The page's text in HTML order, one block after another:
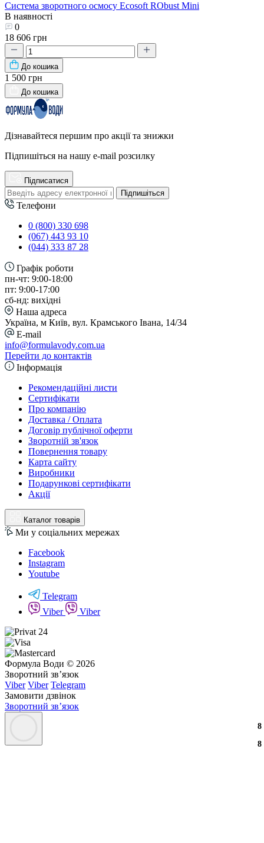
8
8
Система зворотного осмосу Ecosoft RObust Mini
В наявності
0
18 606 грн
До кошика
1 500 грн
До кошика
Дізнавайтеся першим про акції та знижки
Підпишіться на нашу e-mail розсилку
Підписатися
Підпишіться
Телефони
0 (800) 330 698
(067) 443 93 10
(044) 333 87 28
Графік роботи
пн-чт: 9:00-18:00
пт: 9:00-17:00
сб-нд: вихідні
Наша адреса
Україна, м Київ, вул. Крамського Івана, 14/34
E-mail
info@formulavody.com.ua
Перейти до контактів
Інформація
Рекомендаційні листи
Сертифікати
Про компанію
Доставка / Оплата
Договір публічної оферти
Зворотній зв'язок
Повернення товару
Карта сайту
Виробники
Подарункові сертифікати
Акції
Каталог товарів
Ми у соціальних мережах
Facebook
Instagram
Youtube
Telegram
Viber
Viber
Формула Води © 2026
Зворотний зв’язок
Viber Viber Telegram
Замовити дзвінок
Зворотний зв’язок